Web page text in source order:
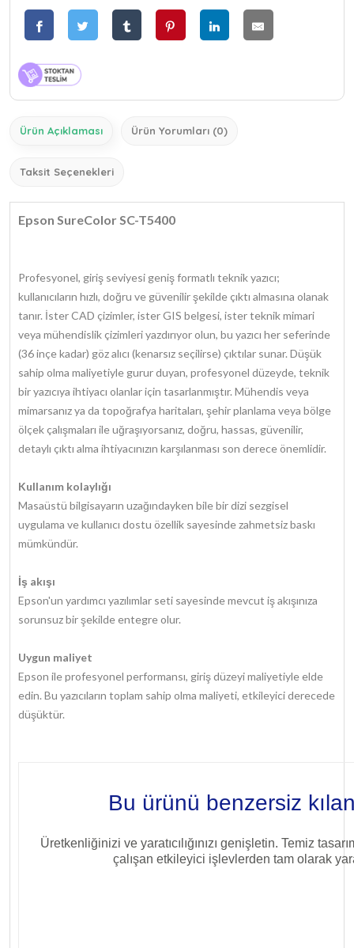
Ürün Açıklaması Ürün Yorumları (0)
Taksit Seçenekleri
Epson SureColor SC-T5400
Profesyonel, giriş seviyesi geniş formatlı teknik yazıcı;
kullanıcıların hızlı, doğru ve güvenilir şekilde çıktı almasına olanak
tanır. İster CAD çizimler, ister GIS belgesi, ister teknik mimari
veya mühendislik çizimleri yazdırıyor olun, bu yazıcı her seferinde
(36 inçe kadar) göz alıcı (kenarsız seçilirse) çıktılar sunar. Düşük
sahip olma maliyetiyle gurur duyan, profesyonel düzeyde, teknik
bir yazıcıya ihtiyacı olanlar için tasarlanmıştır. Mühendis veya
mimarsanız ya da topoğrafya haritaları, şehir planlama veya bölge
ölçek çalışmaları ile uğraşıyorsanız, doğru, hassas, güvenilir,
detaylı çıktı alma ihtiyacınızın karşılanması son derece önemlidir.
Kullanım kolaylığı
Masaüstü bilgisayarın uzağındayken bile bir dizi sezgisel
uygulama ve kullanıcı dostu özellik sayesinde zahmetsiz baskı
mümkündür.
İş akışı
Epson'un yardımcı yazılımlar seti sayesinde mevcut iş akışınıza
sorunsuz bir şekilde entegre olur.
Uygun maliyet
Epson ile profesyonel performansı, giriş düzeyi maliyetiyle elde
edin. Bu yazıcıların toplam sahip olma maliyeti, etkileyici derecede
düşüktür.
Bu ürünü benzersiz
Üretkenliğinizi ve yaratıcılığınızı genişletin. Temiz
çalışan etkileyici işlevlerden tam olarak